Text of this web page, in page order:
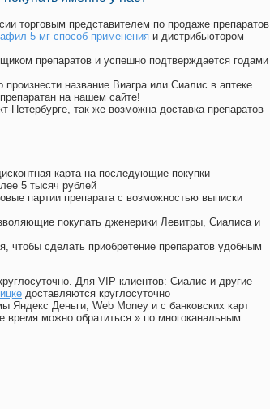
торговым представителем по продаже препаратов
5 мг способ применения и дистрибьютором
препаратов и успешно подтверждается годами
название Виагра или Сиалис в аптеке
на нашем сайте!
Петербурге, так же возможна доставка препаратов
карта на последующие покупки
5 тысяч рублей
партии препарата с возможностью выписки
покупать дженерики Левитры, Сиалиса и
сделать приобретение препаратов удобным
Для VIP клиентов: Сиалис и другие
доставляются круглосуточно
Яндекс Деньги, Web Money и с банковских карт
время можно обратиться » по многоканальным